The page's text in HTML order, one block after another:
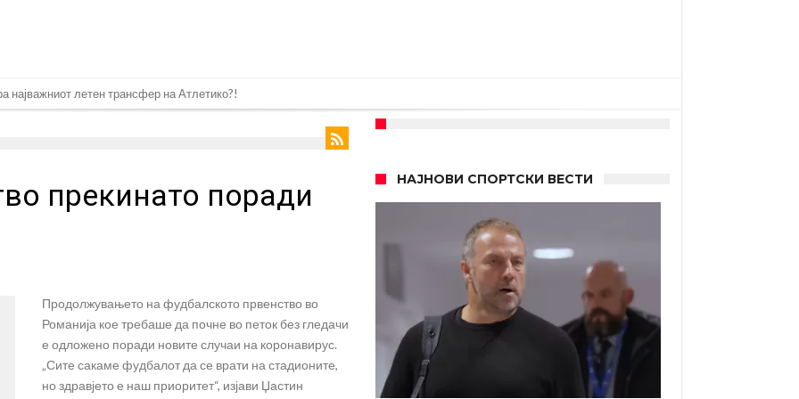
скандалозни информации, добивала пари од УЕФА
Атлетико
Ливерпул се засили од Барселона!
нови детали
за напад во ноќен клуб – ќе оди на суд!
Родри ќе стане новиот фудбалер на Барселона
прекинато поради
Продолжувањето на фудбалското првенство во
Романија кое требаше да почне во петок без гледачи
е одложено поради новите случаи на коронавирус.
„Сите сакаме фудбалот да се врати на стадионите,
но здравјето е наш приоритет“, изјави Џастин
НАЈНОВИ СПОРТСКИ ВЕСТИ